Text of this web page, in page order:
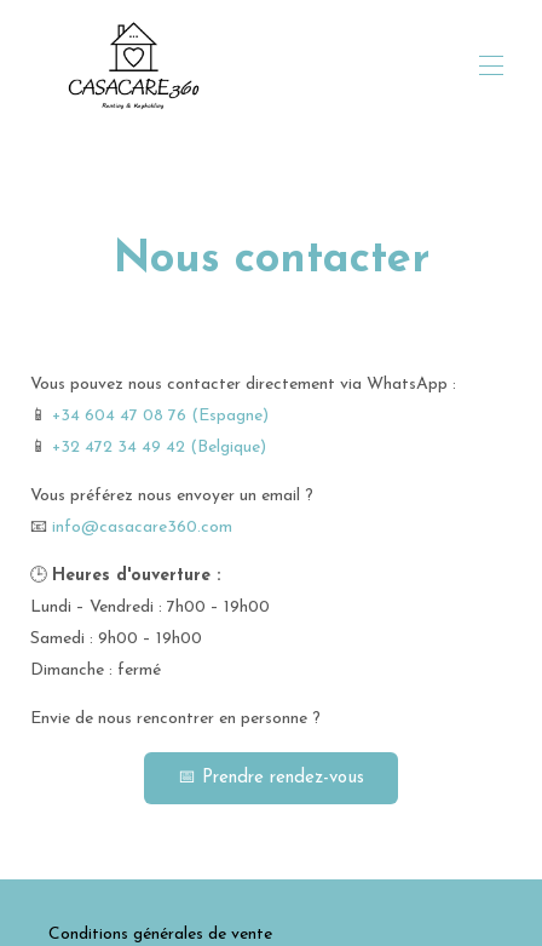
Séjour de 30 nuits ou plus
Nos promotions
Vendre ou acheter
Nous contacter
Nous contacter
Vous pouvez nous contacter directement via WhatsApp :
📱 +34 604 47 08 76 (Espagne)
📱 +32 472 34 49 42 (Belgique)
Vous préférez nous envoyer un email ?
📧 info@casacare360.com
🕒 Heures d'ouverture :
Lundi – Vendredi : 7h00 – 19h00
Samedi : 9h00 – 19h00
Dimanche : fermé
Envie de nous rencontrer en personne ?
📅 Prendre rendez-vous
Conditions générales de vente